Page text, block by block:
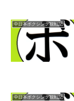
中日本ボクシング観戦記
中日本ボクシング観戦記